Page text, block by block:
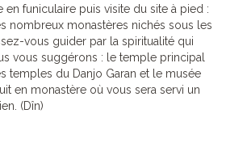
en funiculaire puis visite du site à pied :
nombreux monastères nichés sous les
vous guider par la spiritualité qui
vous suggérons : le temple principal
temples du Danjo Garan et le musée
en monastère où vous sera servi un
(Dîn)